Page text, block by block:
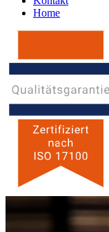
Home